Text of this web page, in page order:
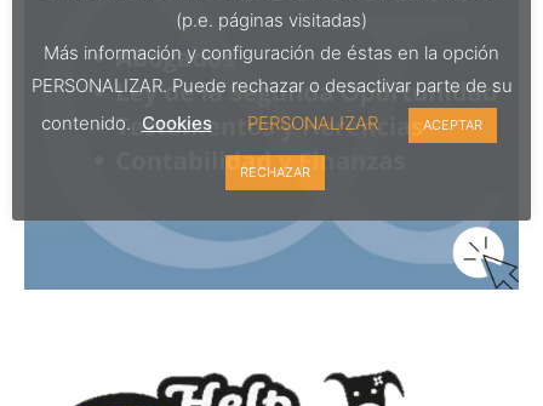
(p.e. páginas visitadas)
Más información y configuración de éstas en la opción
PERSONALIZAR. Puede rechazar o desactivar parte de su
contenido. Cookies PERSONALIZAR ACEPTAR
RECHAZAR